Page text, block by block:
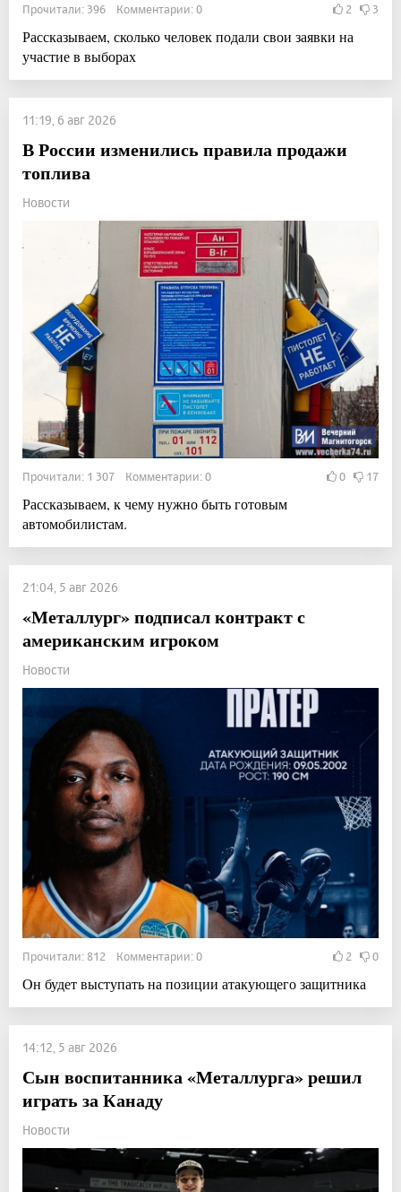
Прочитали: 396 Комментарии: 0 2 3
Рассказываем, сколько человек подали свои заявки на
участие в выборах
11:19, 6 авг 2026
В России изменились правила продажи
топлива
Новости
Прочитали: 1 307 Комментарии: 0 0 17
Рассказываем, к чему нужно быть готовым
автомобилистам.
21:04, 5 авг 2026
«Металлург» подписал контракт с
американским игроком
Новости
Прочитали: 812 Комментарии: 0 2 0
Он будет выступать на позиции атакующего защитника
14:12, 5 авг 2026
Сын воспитанника «Металлурга» решил
играть за Канаду
Новости